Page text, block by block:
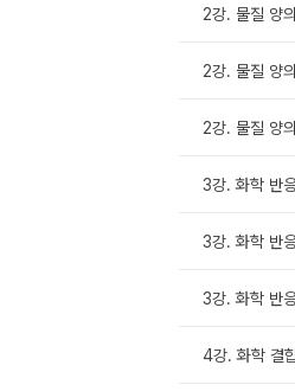
2강. 물질 양
2강. 물질 양
2강. 물질 양
3강. 화학 반
3강. 화학 반
3강. 화학 반
4강. 화학 결